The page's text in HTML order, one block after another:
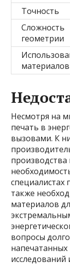
Точность
Сложность
геометрии
материалов
Несмотря на
печать в
вызовами. К
специалистах
также
материалов
вопросы
исследований